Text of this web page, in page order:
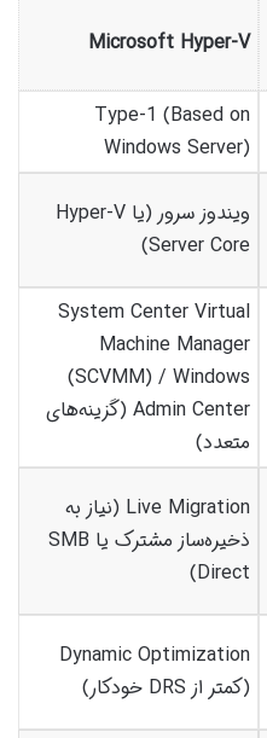
Microsoft Hyper-V
Type-1 (Based on
Windows Server)
ویندوز سرور (یا Hyper-V
Server Core)
System Center Virtual
Machine Manager
(SCVMM) / Windows
Admin Center (گزینه‌های
متعدد)
Live Migration (نیاز به
ذخیره‌ساز مشترک یا SMB
Direct)
Dynamic Optimization
(کمتر از DRS خودکار)